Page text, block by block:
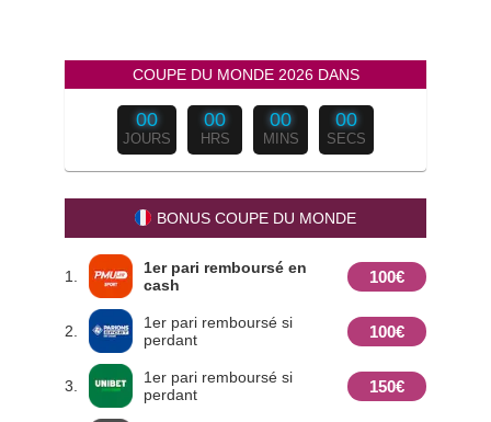
COUPE DU MONDE 2026 DANS
00
JOURS
00
HRS
00
MINS
00
SECS
BONUS COUPE DU MONDE
1.
1er pari remboursé en
cash
100€
2.
1er pari remboursé si
perdant
100€
3.
1er pari remboursé si
perdant
150€